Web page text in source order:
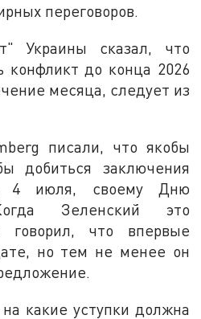
переговоров.
Украины сказал, что
конфликт до конца 2026
месяца, следует из
писали, что якобы
добиться заключения
4 июля, своему Дню
Зеленский это
говорил, что впервые
но тем не менее он
какие уступки должна